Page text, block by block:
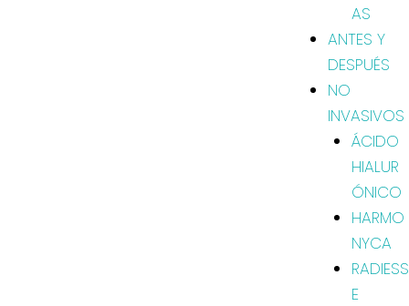
AS
ANTES Y
DESPUÉS
NO
INVASIVOS
ÁCIDO
HIALUR
ÓNICO
HARMO
NYCA
RADIESS
E